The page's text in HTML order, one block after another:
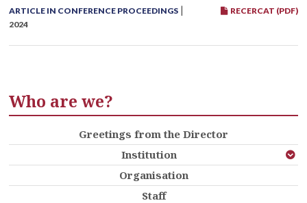
RECERCAT (PDF)
ARTICLE IN CONFERENCE PROCEEDINGS |
2024
Who are we?
Greetings from the Director
Institution
Organisation
Staff